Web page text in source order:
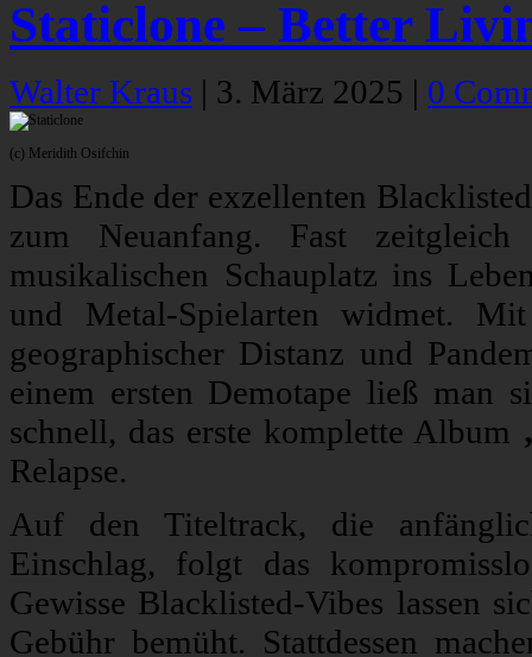
Staticlone – Better
Walter Kraus | 3. März 2025 | 0
(c) Meridith Osifchin
Das Ende der exzellenten
zum Neuanfang. Fast
musikalischen Schauplatz ins
und Metal-Spielarten widmet.
geographischer Distanz und
einem ersten Demotape ließ man
schnell, das erste komplette Album
Relapse.
Auf den Titeltrack, die
Einschlag, folgt das
Gewisse Blacklisted-Vibes lassen
Gebühr bemüht. Stattdessen